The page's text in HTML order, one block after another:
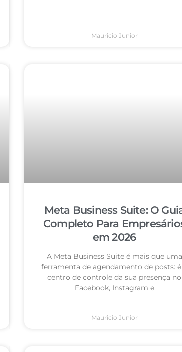
Mauricio Junior
Meta Business Suite: O
Completo Para
em 2026
A Meta Business Suite é mais que uma
ferramenta de agendamento de posts: é
centro de controle da sua presença no
Facebook, Instagram e
Mauricio Junior